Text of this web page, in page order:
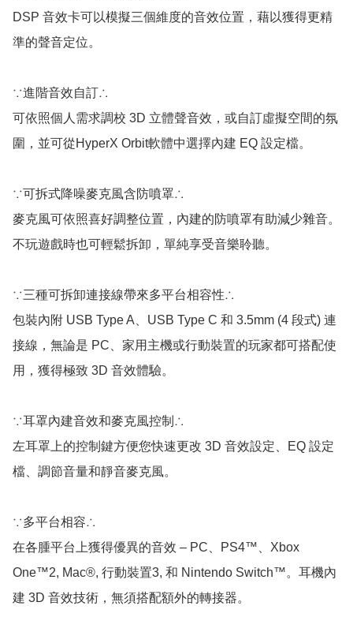
DSP 音效卡可以模擬三個維度的音效位置，藉以獲得更精
準的聲音定位。
∵進階音效自訂∴
可依照個人需求調校 3D 立體聲音效，或自訂虛擬空間的氛
圍，並可從HyperX Orbit軟體中選擇內建 EQ 設定檔。
∵可拆式降噪麥克風含防噴罩∴
麥克風可依照喜好調整位置，內建的防噴罩有助減少雜音。
不玩遊戲時也可輕鬆拆卸，單純享受音樂聆聽。
∵三種可拆卸連接線帶來多平台相容性∴
包裝內附 USB Type A、USB Type C 和 3.5mm (4 段式) 連
接線，無論是 PC、家用主機或行動裝置的玩家都可搭配使
用，獲得極致 3D 音效體驗。
∵耳罩內建音效和麥克風控制∴
左耳罩上的控制鍵方便您快速更改 3D 音效設定、EQ 設定
檔、調節音量和靜音麥克風。
∵多平台相容∴
在各腫平台上獲得優異的音效 – PC、PS4™、Xbox
One™2, Mac®, 行動裝置3, 和 Nintendo Switch™。耳機內
建 3D 音效技術，無須搭配額外的轉接器。